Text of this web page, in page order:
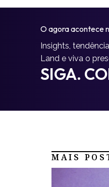
O agora acontece
Insights,
Land e viva o
SIGA.
MAIS